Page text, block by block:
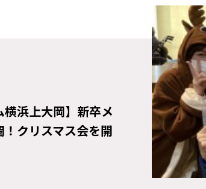
横浜上大岡】新卒メ
！クリスマス会を開